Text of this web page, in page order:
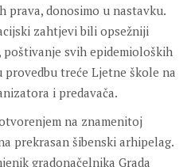
prava, donosimo u nastavku.
zahtjevi bili opsežniji
poštivanje svih epidemioloških
provedbu treće Ljetne škole na
i predavača.
na znamenitoj
prekrasan šibenski arhipelag.
gradonačelnika Grada